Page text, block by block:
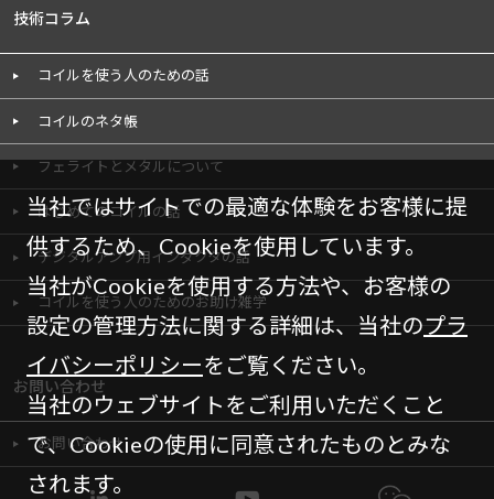
当社ではサイトでの最適な体験をお客様に提
供するため、Cookieを使用しています。
当社がCookieを使用する方法や、お客様の
設定の管理方法に関する詳細は、当社のプラ
イバシーポリシーをご覧ください。
当社のウェブサイトをご利用いただくこと
で、Cookieの使用に同意されたものとみな
されます。
技術コラム
コイルを使う人のための話
コイルのネタ帳
フェライトとメタルについて
はじめてのコイルの話
デジタルアンプ用インダクタの話
コイルを使う人のためのお助け雑学
お問い合わせ
お問い合わせ